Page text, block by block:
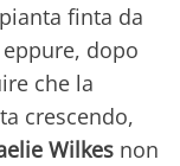
finta da
dopo
che la
crescendo,
Wilkes non